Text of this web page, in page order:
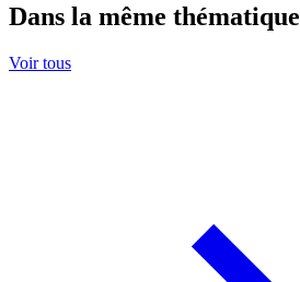
Dans la même thématique
Voir tous